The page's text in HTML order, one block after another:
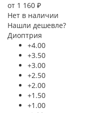
от 1 160 ₽
Нет в наличии
Нашли дешевле?
Диоптрия
+4.00
+3.50
+3.00
+2.50
+2.00
+1.50
+1.00